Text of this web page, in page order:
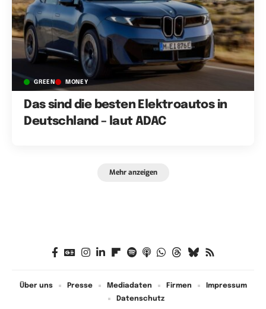
GREEN MONEY
Das sind die besten Elektroautos in
Deutschland – laut ADAC
Mehr anzeigen
Über uns Presse Mediadaten Firmen
Impressum
Datenschutz